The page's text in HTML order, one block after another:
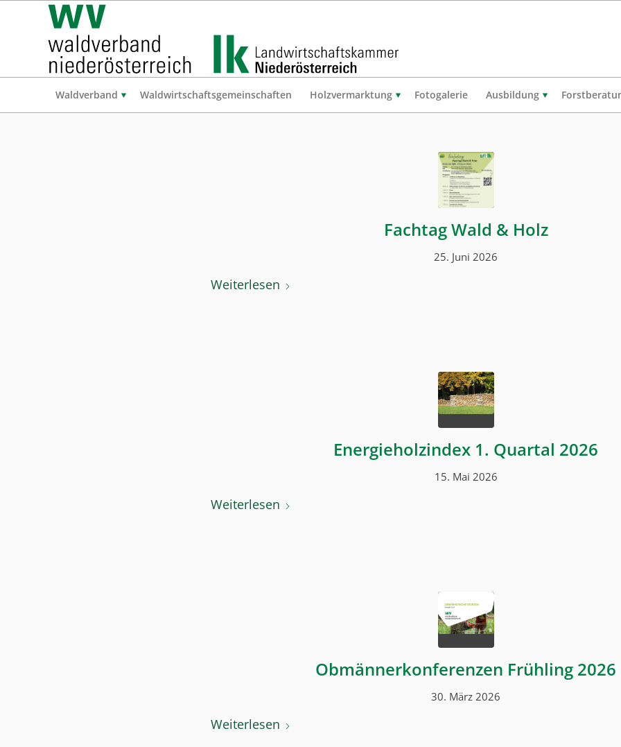
Waldverband Waldwirtschaftsgemeinschaften Holzvermarktung Fotogalerie Ausbildung
Fachtag Wald & Holz
25. Juni 2026
Weiterlesen
Energieholzindex 1. Quartal 2026
15. Mai 2026
Weiterlesen
Obmännerkonferenzen Frühling 2026
30. März 2026
Weiterlesen